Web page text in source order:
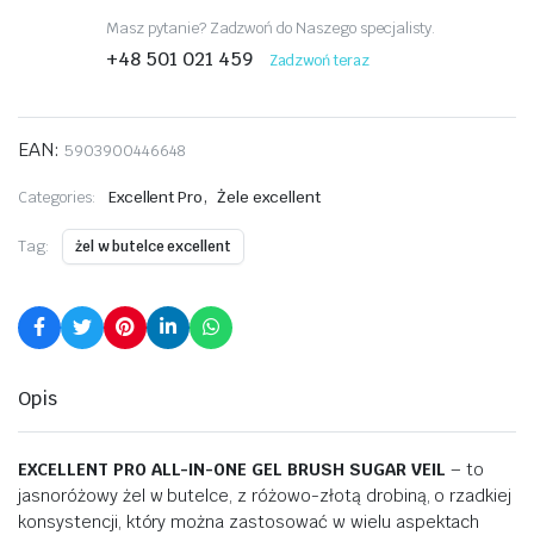
Masz pytanie? Zadzwoń do Naszego specjalisty.
+48 501 021 459 Zadzwoń teraz
EAN: 5903900446648
Categories: Excellent Pro, Żele excellent
Tag: żel w butelce excellent
Opis
EXCELLENT PRO ALL-IN-ONE GEL BRUSH SUGAR VEIL – to
jasnoróżowy żel w butelce, z różowo-złotą drobiną, o rzadkiej
konsystencji, który można zastosować w wielu aspektach